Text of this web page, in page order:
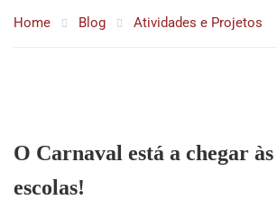
Home Blog Atividades e Projetos
O Carnaval está a chegar às
escolas!